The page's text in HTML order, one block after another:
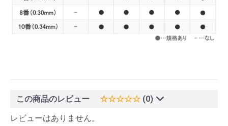
この商品のレビュー ☆☆☆☆☆ (0)
レビューはありません。